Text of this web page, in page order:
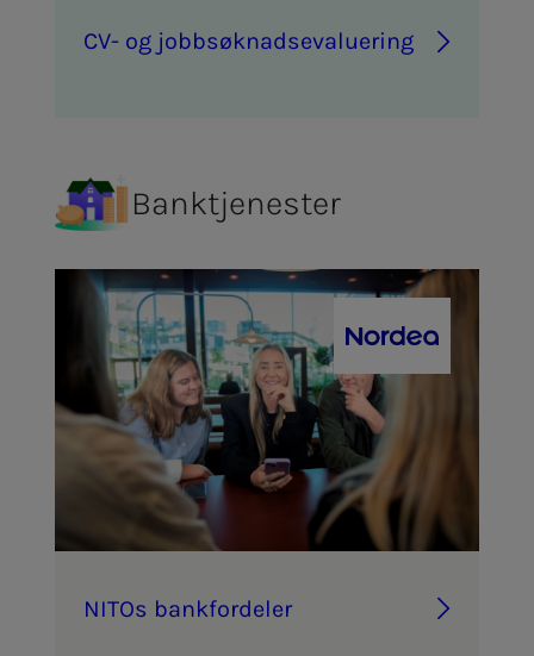
CV- og job­b­­­søk­­­nads­­­e­va­lu­e­ring
Banktjenester
NITOs bank­­­for­­­de­­­ler